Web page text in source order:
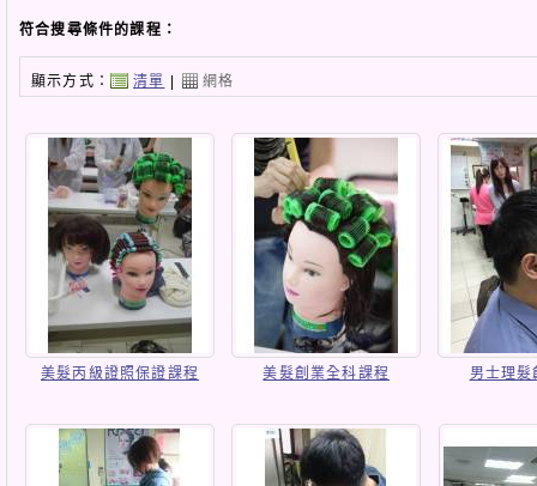
符合搜尋條件的課程：
顯示方式： 清單 | 網格
美髮丙級證照保證課程 美髮創業全科課程 男士理